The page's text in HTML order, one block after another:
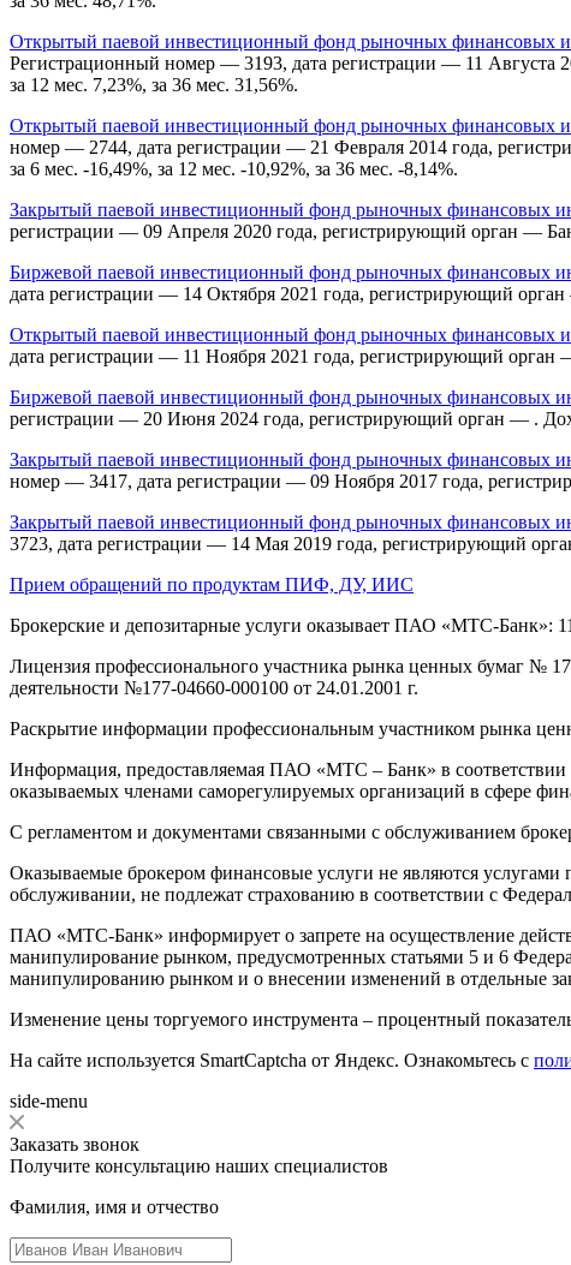
Открытый паевой инвестиционный фонд рыночных финансовых
Регистрационный номер — 3193, дата регистрации — 11 Августа
за 12 мес. 7,23%, за 36 мес. 31,56%.
Открытый паевой инвестиционный фонд рыночных финансовых
номер — 2744, дата регистрации — 21 Февраля 2014 года,
за 6 мес. -16,49%, за 12 мес. -10,92%, за 36 мес. -8,14%.
Закрытый паевой инвестиционный фонд рыночных финансовых
регистрации — 09 Апреля 2020 года, регистрирующий орган —
Биржевой паевой инвестиционный фонд рыночных финансовых
дата регистрации — 14 Октября 2021 года, регистрирующий
Открытый паевой инвестиционный фонд рыночных финансовых
дата регистрации — 11 Ноября 2021 года, регистрирующий орган
Биржевой паевой инвестиционный фонд рыночных финансовых
регистрации — 20 Июня 2024 года, регистрирующий орган — .
Закрытый паевой инвестиционный фонд рыночных финансовых
номер — 3417, дата регистрации — 09 Ноября 2017 года,
Закрытый паевой инвестиционный фонд рыночных финансовых
3723, дата регистрации — 14 Мая 2019 года, регистрирующий
Прием обращений по продуктам ПИФ, ДУ, ИИС
Брокерские и депозитарные услуги оказывает ПАО «МТС-Банк»:
Лицензия профессионального участника рынка ценных бумаг №
деятельности №177-04660-000100 от 24.01.2001 г.
Раскрытие информации профессиональным участником рынка
Информация, предоставляемая ПАО «МТС – Банк» в соответствии
оказываемых членами саморегулируемых организаций в сфере
С регламентом и документами связанными с обслуживанием
Оказываемые брокером финансовые услуги не являются
обслуживании, не подлежат страхованию в соответствии с
ПАО «МТС-Банк» информирует о запрете на осуществление
манипулирование рынком, предусмотренных статьями 5 и 6
манипулированию рынком и о внесении изменений в отдельные
Изменение цены торгуемого инструмента – процентный
На сайте используется SmartCaptcha от Яндекс. Ознакомьтесь с
side-menu
Заказать звонок
Получите консультацию наших специалистов
Фамилия, имя и отчество